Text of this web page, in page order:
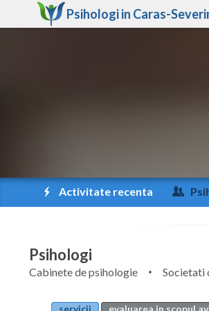
Psihologi in Caras-
Activitate recenta
Psihologi
Cabinete de psihologie Societati
servicii
evaluarea in scopul